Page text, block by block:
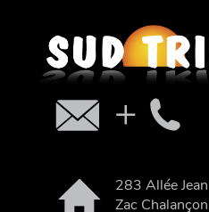
283 Allée
Zac